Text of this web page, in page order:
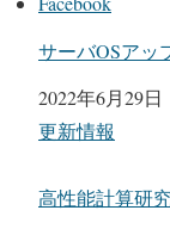
サーバOSアッ
日付
2022年6月29日
関連理由
更新情報
高性能計算研